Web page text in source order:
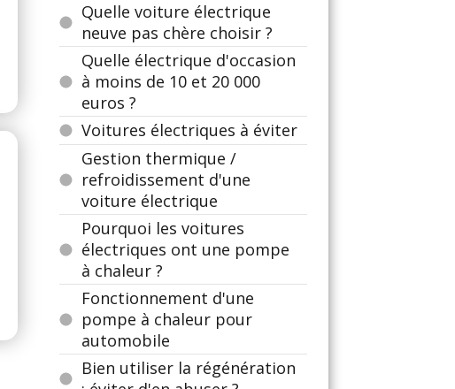
Quelle voiture électrique
neuve pas chère choisir ?
Quelle électrique d'occasion
à moins de 10 et 20 000
euros ?
Voitures électriques à éviter
Gestion thermique /
refroidissement d'une
voiture électrique
Pourquoi les voitures
électriques ont une pompe
à chaleur ?
Fonctionnement d'une
pompe à chaleur pour
automobile
Bien utiliser la régénération